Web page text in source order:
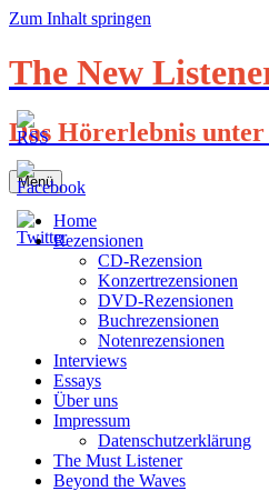
Zum Inhalt springen
The New
Das Hörerlebnis
Menü
Home
Rezensionen
CD-Rezension
Konzertrezensionen
DVD-Rezensionen
Buchrezensionen
Notenrezensionen
Interviews
Essays
Über uns
Impressum
Datenschutzerklärung
The Must Listener
Beyond the Waves